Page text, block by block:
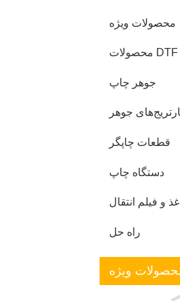
محصولات ویژه
محصولات DTF
جوهر چاپ
جوهر
قطعات چاپگر
دستگاه چاپ
و فیلم انتقال
راه حل
ویژه